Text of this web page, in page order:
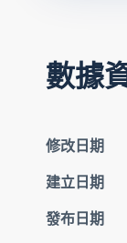
數據
修改日期
建立日期
發布日期